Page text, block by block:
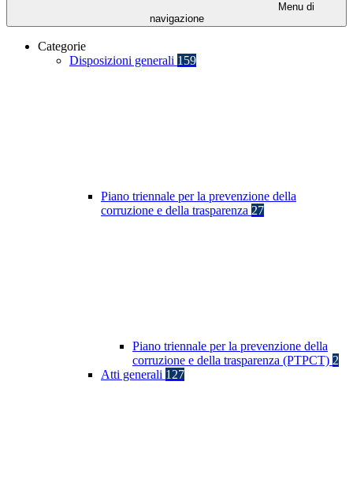
Menu di
navigazione
Categorie
Disposizioni generali 159
Piano triennale per la prevenzione della
corruzione e della trasparenza 27
Piano triennale per la prevenzione della
corruzione e della trasparenza (PTPCT) 2
Atti generali 127